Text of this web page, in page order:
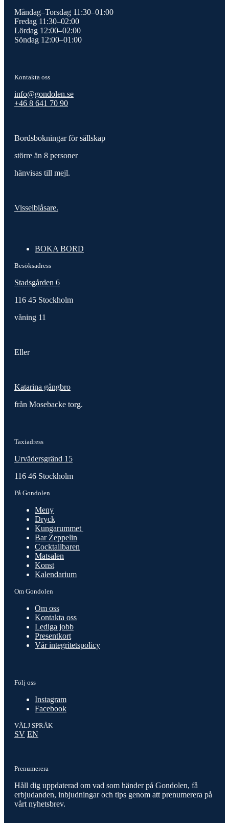
Måndag–Torsdag 11:30–01:00
Fredag 11:30–02:00
Lördag 12:00–02:00
Söndag 12:00–01:00
Kontakta oss
info@gondolen.se
+46 8 641 70 90
Bordsbokningar för sällskap
större än 8 personer
hänvisas till mejl.
Visselblåsare.
BOKA BORD
Besöksadress
Stadsgården 6
116 45 Stockholm
våning 11
Eller
Katarina gångbro
från Mosebacke torg.
Taxiadress
Urvädersgränd 15
116 46 Stockholm
På Gondolen
Meny
Dryck
Kungarummet
Bar Zeppelin
Cocktailbaren
Matsalen
Konst
Kalendarium
Om Gondolen
Om oss
Kontakta oss
Lediga jobb
Presentkort
Vår integritetspolicy
Följ oss
Instagram
Facebook
VÄLJ SPRÅK
SV EN
Prenumerera
Håll dig uppdaterad om vad som händer på Gondolen, få
erbjudanden, inbjudningar och tips genom att prenumerera på
vårt nyhetsbrev.